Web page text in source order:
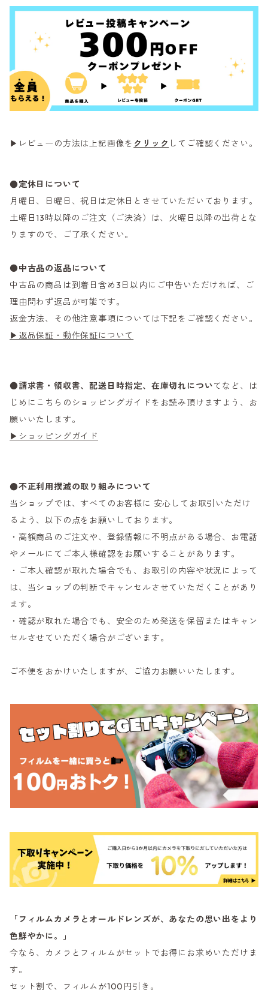
▶レビューの方法は上記画像を クリック してご確認ください。
●定休日について
月曜日、日曜日、祝日は定休日とさせていただいております。
土曜日13時以降のご注文（ご決済）は、火曜日以降の出荷とな
りますので、ご了承ください。
●中古品の返品について
中古品の商品は到着日含め3日以内にご申告いただければ、ご
理由問わず返品が可能です。
返金方法、その他注意事項については下記をご確認ください。
▶返品保証・動作保証について
●請求書・領収書、配送日時指定、在庫切れについてなど、は
じめにこちらのショッピングガイドをお読み頂けますよう、お
願いいたします。
▶ショッピングガイド
●不正利用撲滅の取り組みについて
当ショップでは、すべてのお客様に 安心してお取引いただけ
るよう、以下の点をお願いしております。
・高額商品のご注文や、登録情報に不明点がある場合、お電話
やメールにてご本人様確認をお願いすることがあります。
・ご本人確認が取れた場合でも、お取引の内容や状況によって
は、当ショップの判断でキャンセルさせていただくことがあり
ます。
・確認が取れた場合でも、安全のため発送を保留またはキャン
セルさせていただく場合がございます。
ご不便をおかけいたしますが、ご協力お願いいたします。
「フィルムカメラとオールドレンズが、あなたの思い出をより
色鮮やかに。」
今なら、カメラとフィルムがセットでお得にお求めいただけま
す。
セット割で、フィルムが100円引き。